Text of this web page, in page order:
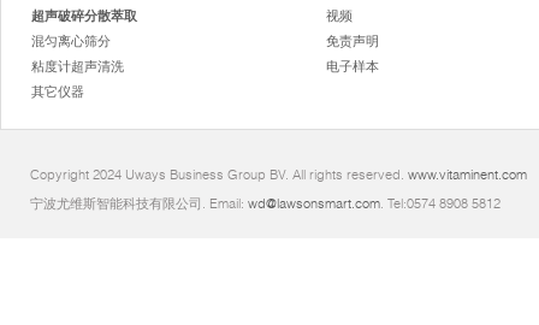
超声破碎分散萃取
混匀离心筛分
粘度计超声清洗
其它仪器
视频
免责声明
电子样本
Copyright 2024 Uways Business Group BV. All rights reserved. www.vitaminent.com
宁波尤维斯智能科技有限公司. Email: wd@lawsonsmart.com. Tel:0574 8908 5812